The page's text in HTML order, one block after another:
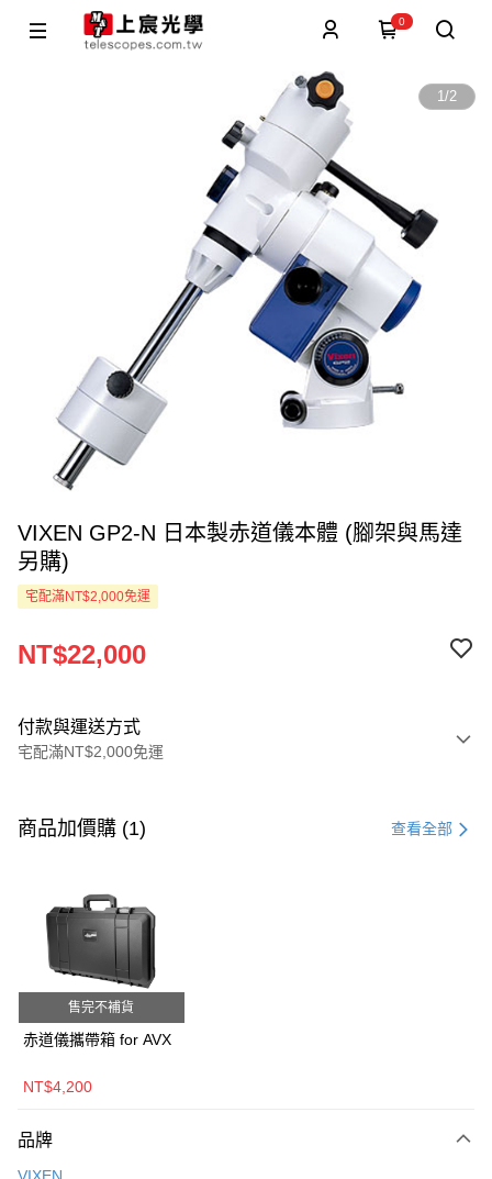
0
1/2
VIXEN GP2-N 日本製赤道儀本體 (腳架與馬達
另購)
宅配滿NT$2,000免運
NT$22,000
付款與運送方式
宅配滿NT$2,000免運
信用卡一次付款
Apple Pay
ATM付款
運送方式
郵寄到府(台灣本島適用)
每筆NT$180，滿NT$2,000(含以上)免運費
商品加價購 (1) 查看全部
售完不補貨
赤道儀攜帶箱 for AVX
NT$4,200
品牌
VIXEN